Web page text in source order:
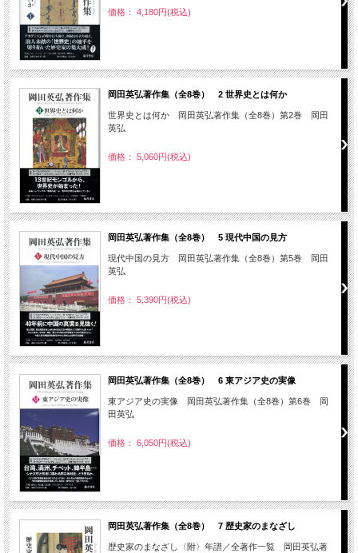
価格： 4,180円(税込)
岡田英弘著作集（全8巻） 2 世界史とは何か
世界史とは何か 岡田英弘著作集（全8巻）第2巻 岡田
英弘
価格： 5,060円(税込)
岡田英弘著作集（全8巻） 5 現代中国の見方
現代中国の見方 岡田英弘著作集（全8巻）第5巻 岡田
英弘
価格： 5,390円(税込)
岡田英弘著作集（全8巻） 6 東アジア史の実像
東アジア史の実像 岡田英弘著作集（全8巻）第6巻 岡
田英弘
価格： 6,050円(税込)
岡田英弘著作集（全8巻） 7 歴史家のまなざし
歴史家のまなざし〈附〉年譜／全著作一覧 岡田英弘著